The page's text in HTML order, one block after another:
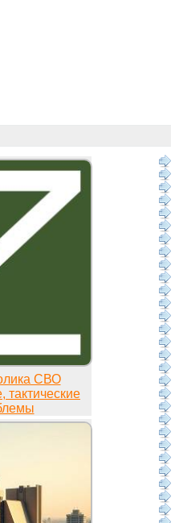
СВО
тактические